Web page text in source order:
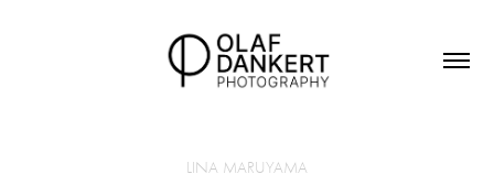
LINA MARUYAMA